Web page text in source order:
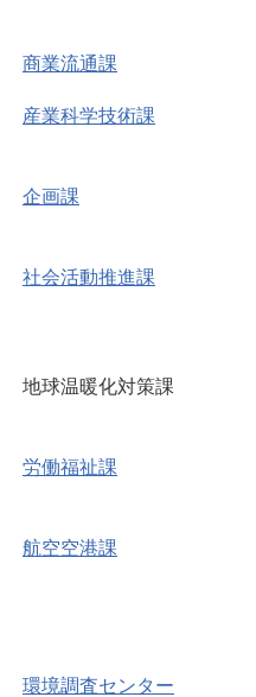
商業流通課
産業科学技術課
企画課
社会活動推進課
地球温暖化対策課
労働福祉課
航空空港課
環境調査センター